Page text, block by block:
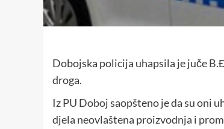
Dobojska policija uhapsila je juče
droga.
Iz PU Doboj saopšteno je da su oni
djela neovlaštena proizvodnja i